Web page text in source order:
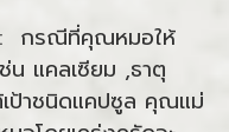
กรณีที่คุณหมอให้
น แคลเซียม ,ธาตุ
ป้าชนิดแคปซูล คุณแม่